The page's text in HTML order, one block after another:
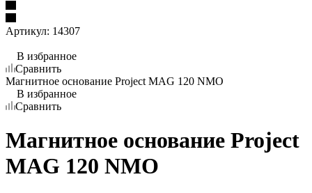
Артикул: 14307
В избранное
Сравнить
Магнитное основание Project MAG 120 NMO
В избранное
Сравнить
Магнитное основание Project
MAG 120 NMO